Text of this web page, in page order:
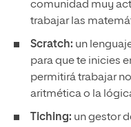
comunidad muy
trabajar las
Scratch: un
para que te inicies
permitirá trabajar
aritmética o la
Tiching: ungestor